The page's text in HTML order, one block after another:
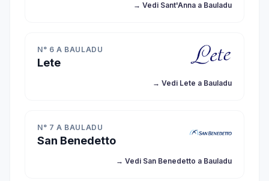
→ Vedi Sant'Anna a Bauladu
N° 6 A BAULADU
Lete
→ Vedi Lete a Bauladu
N° 7 A BAULADU
San Benedetto
→ Vedi San Benedetto a Bauladu